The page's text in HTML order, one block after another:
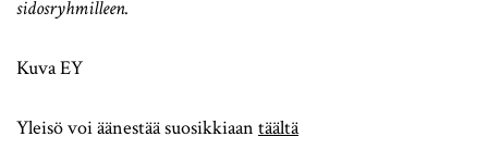
sidosryhmilleen.
Kuva EY
Yleisö voi äänestää suosikkiaan täältä